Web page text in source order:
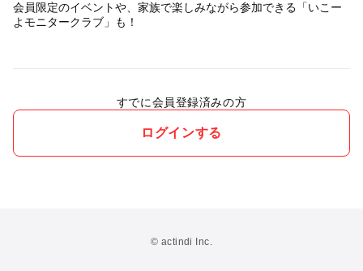
会員限定のイベントや、家族で楽しみながら参加できる「いこー
よモニタークラブ」も！
すでに会員登録済みの方
ログインする
© actindi Inc.